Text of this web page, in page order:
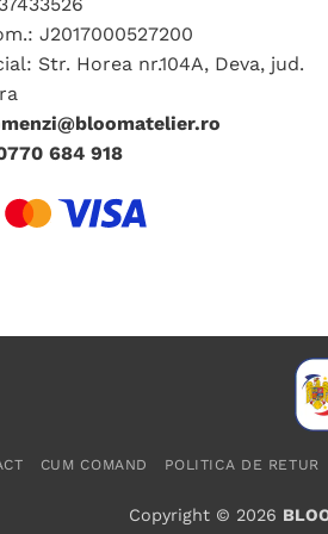
alese
pagina
produsului.
J2017000527200
Str. Horea nr.104A, Deva, jud.
684 918
CUM COMAND POLITICA DE RETUR
Copyright © 2026